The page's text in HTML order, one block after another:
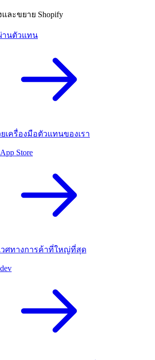
ละขยาย Shopify
านตัวแทน
เครื่องมือตัวแทนของเรา
Store
วศทางการค้าที่ใหญ่ที่สุด